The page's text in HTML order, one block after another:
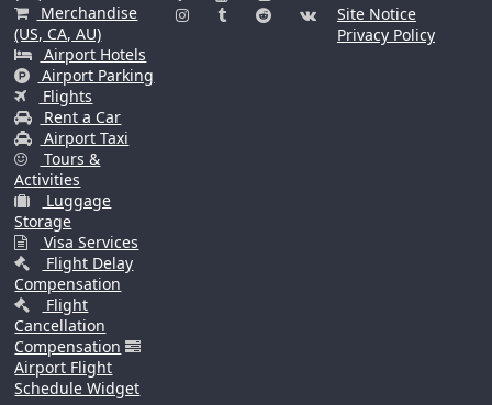
Merchandise
(US, CA, AU)
Airport Hotels
Airport Parking
Flights
Rent a Car
Airport Taxi
Tours &
Activities
Luggage
Storage
Visa Services
Flight Delay
Compensation
Flight
Cancellation
Compensation
Airport Flight
Schedule Widget
Site Notice
Privacy Policy